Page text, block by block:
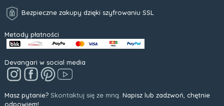
Bezpieczne zakupy dzięki szyfrowaniu SSL
Metody płatności
Devangari w social media
Masz pytanie? Skontaktuj się ze mną. Napisz lub zadzwoń, chętnie
odpowiem!